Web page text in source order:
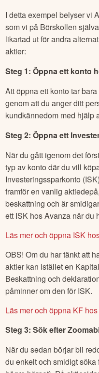
I detta exempel belyser vi
som vi på Börskollen
likartad ut för andra
aktier:
Steg 1: Öppna ett konto
Att öppna ett konto tar
genom att du anger ditt
kundkännedom med hjälp
Steg 2: Öppna ett
När du gått igenom det
typ av konto där du vill
Investeringssparkonto
framför en vanlig
beskattning och är
ett ISK hos Avanza när du
Läs mer och öppna ISK
OBS! Om du har tänkt att
aktier kan istället en
Beskattning och
påminner om den för ISK.
Läs mer och öppna KF
Steg 3: Sök efter
När du sedan börjar bli
du enkelt och smidigt